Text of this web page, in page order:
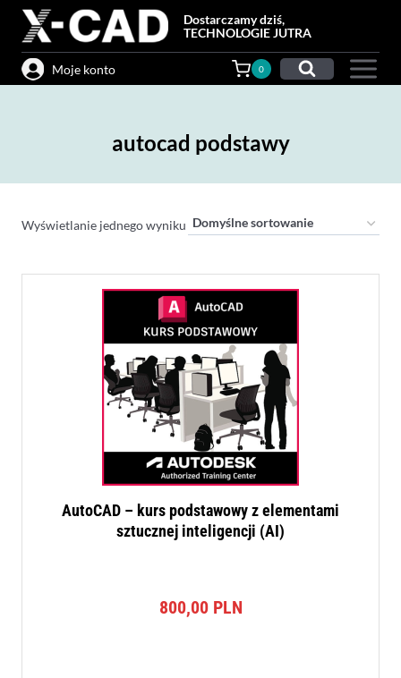
Przejdź
treści
Dostarczamy dziś,
TECHNOLOGIE JUTRA
Moje konto 0
autocad podstawy
Wyświetlanie jednego wyniku
AutoCAD – kurs podstawowy z elementami
sztucznej inteligencji (AI)
800,00 PLN